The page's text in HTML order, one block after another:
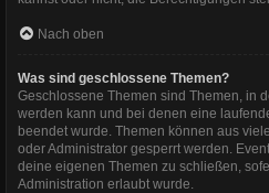
Nach oben
Was sind geschlossene Themen?
Geschlossene Themen sind Themen, in
werden kann und bei denen eine
beendet wurde. Themen können aus
oder Administrator gesperrt werden.
deine eigenen Themen zu schließen,
Administration erlaubt wurde.